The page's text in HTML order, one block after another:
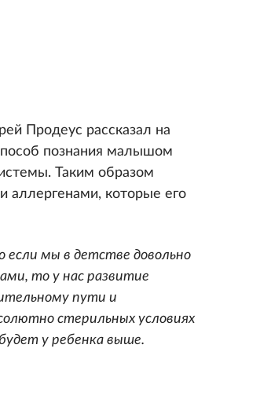
Продеус рассказал на
познания малышом
Таким образом
аллергенами, которые его
если мы в детстве довольно
то у нас развитие
пути и
стерильных условиях
у ребенка выше.